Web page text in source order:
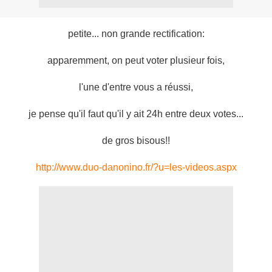
petite... non grande rectification:
apparemment, on peut voter plusieur fois,
l'une d'entre vous a réussi,
je pense qu'il faut qu'il y ait 24h entre deux votes...
de gros bisous!!
http://www.duo-danonino.fr/?u=les-videos.aspx